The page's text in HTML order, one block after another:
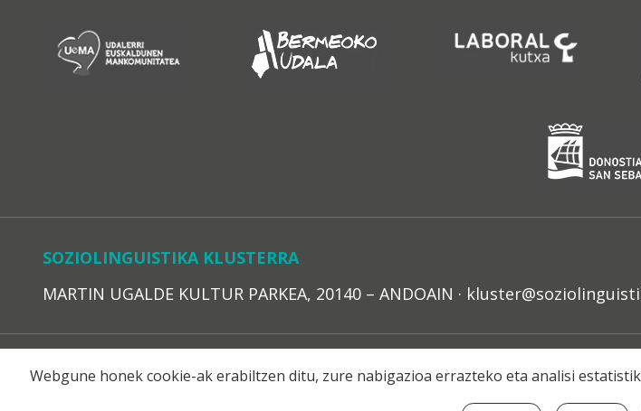
SOZIOLINGUISTIKA KLUSTERRA
MARTIN UGALDE KULTUR PARKEA, 20140 – ANDOAIN ·
© 2021
Webgune honek cookie-ak erabiltzen ditu, zure nabigazioa errazteko eta analisi